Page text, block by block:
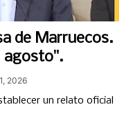
de Marruecos.
agosto".
2026
un relato oficial